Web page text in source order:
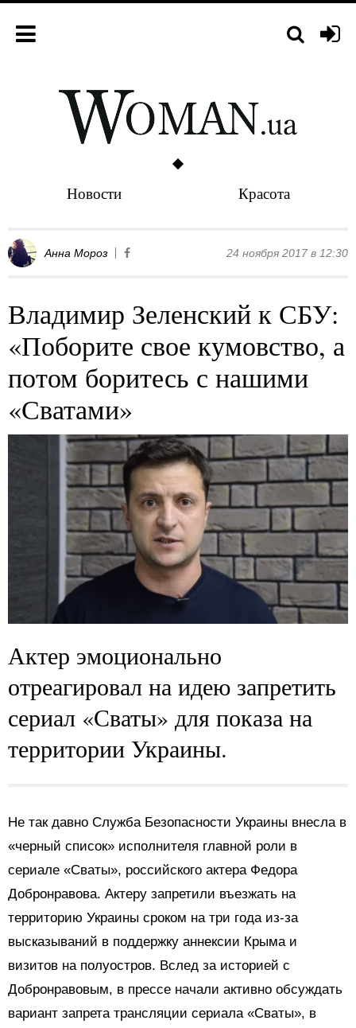
Новости Красота
Анна Мороз 24 ноября 2017 в 12:30
Владимир Зеленский к СБУ:
«Поборите свое кумовство, а
потом боритесь с нашими
«Сватами»
Актер эмоционально
отреагировал на идею запретить
сериал «Сваты» для показа на
территории Украины.
Не так давно Служба Безопасности Украины внесла в
«черный список» исполнителя главной роли в
сериале «Сваты», российского актера Федора
Добронравова. Актеру запретили въезжать на
территорию Украины сроком на три года из-за
высказываний в поддержку аннексии Крыма и
визитов на полуостров. Вслед за историей с
Добронравовым, в прессе начали активно обсуждать
вариант запрета трансляции сериала «Сваты», в